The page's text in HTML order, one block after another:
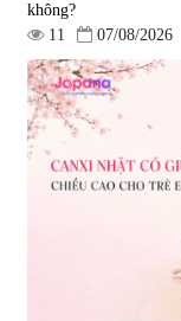
Viên uống hỗ trợ tim
Rich Coenzyme Q10 -
2.890.000 đ
không?
11
07/08/2026